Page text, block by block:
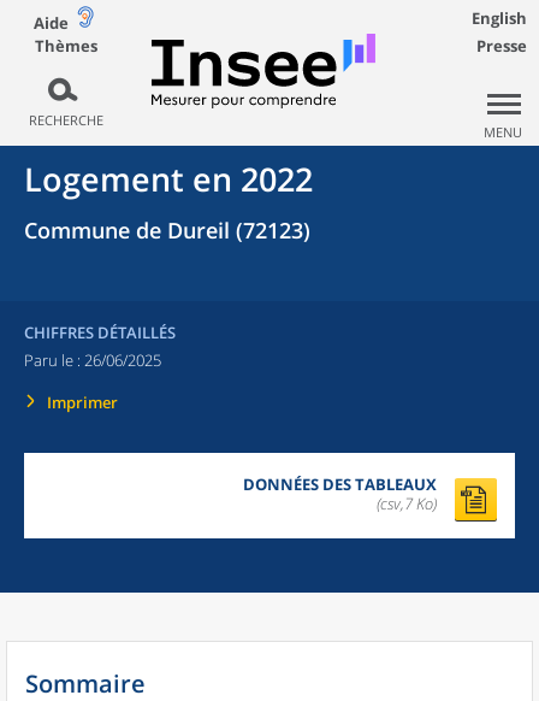
Aide
Thèmes
RECHERCHE
English
Presse
MENU
Logement en 2022
Commune de Dureil (72123)
CHIFFRES DÉTAILLÉS
Paru le : 26/06/2025
Imprimer
DONNÉES DES TABLEAUX
(csv,7 Ko)
Sommaire